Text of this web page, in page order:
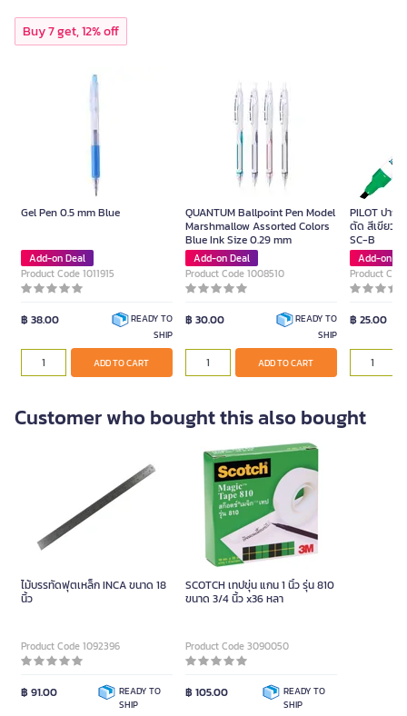
Buy 7 get, 12% off
Gel Pen 0.5 mm Blue
Add-on Deal
Product Code 1011915
฿ 38.00
READY TO
SHIP
ADD TO CART
QUANTUM Ballpoint Pen Model
Marshmallow Assorted Colors
Blue Ink Size 0.29 mm
Add-on Deal
Product Code 1008510
฿ 30.00
READY TO
SHIP
ADD TO CART
PILOT ปาก
ตัด สีเขียว ข
SC-B
Add-on
Product
฿ 25.00
Customer who bought this also bought
ไม้บรรทัดฟุตเหล็ก INCA ขนาด 18
นิ้ว
Product Code 1092396
฿ 91.00
READY TO
SHIP
SCOTCH เทปขุ่น แกน 1 นิ้ว รุ่น 810
ขนาด 3/4 นิ้ว x36 หลา
Product Code 3090050
฿ 105.00
READY TO
SHIP